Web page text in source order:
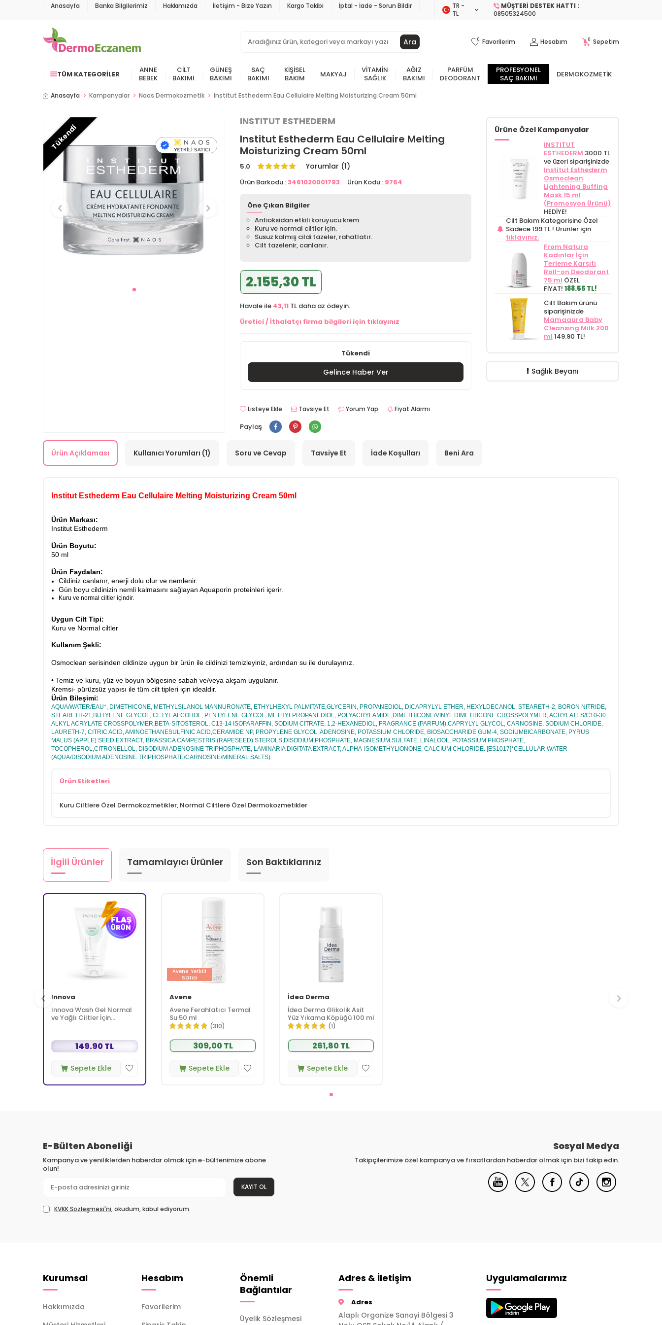
Anasayfa Banka Bilgilerimiz Hakkımızda İletişim - Bize Yazın Kargo Takibi İptal - İade - Sorun Bildir
TR −
TL
MÜŞTERI DESTEK HATTI :
08505324500
Ara 0 Favorilerim Hesabım 0 Sepetim
TÜM KATEGORILER
ANNE
BEBEK
CILT
BAKIMI
GÜNEŞ
BAKIMI
SAÇ
BAKIMI
KIŞISEL
BAKIM
MAKYAJ
VITAMIN
SAĞLIK
AĞIZ
BAKIMI
PARFÜM
DEODORANT
PROFESYONEL
SAÇ BAKIMI
DERMOKOZMETIK
Anasayfa Kampanyalar Naos Dermokozmetik Institut Esthederm Eau Cellulaire Melting Moisturizing Cream 50ml
Tükendi
INSTITUT ESTHEDERM
Institut Esthederm Eau Cellulaire Melting
Moisturizing Cream 50ml
5.0 Yorumlar (1)
Ürün Barkodu :3461020001793 Ürün Kodu : 9764
Öne Çıkan Bilgiler
Antioksidan etkili koruyucu krem.
Kuru ve normal ciltler için.
Susuz kalmış cildi tazeler, rahatlatır.
Cilt tazelenir, canlanır.
2.155,30 TL
Havale ile 43,11 TL daha az ödeyin.
Üretici / İthalatçı firma bilgileri için tıklayınız
Tükendi
Gelince Haber Ver
Listeye Ekle Tavsiye Et Yorum Yap Fiyat Alarmı
Paylaş
Ürüne Özel Kampanyalar
INSTITUT
ESTHEDERM 3000 TL
ve üzeri siparişinizde
Institut Esthederm
Osmoclean
Lightening Buffing
Mask 15 ml
(Promosyon Ürünü)
HEDİYE!
Cilt Bakım Kategorisine Özel
Sadece 199 TL ! Ürünler için
tıklayınız.
From Natura
Kadınlar İçin
Terleme Karşıtı
Roll-on Deodorant
75 ml ÖZEL
FİYAT! 188.55 TL!
Cilt Bakım ürünü
siparişinizde
Mamaaura Baby
Cleansing Milk 200
ml 149.90 TL!
Sağlık Beyanı
Ürün Açıklaması Kullanıcı Yorumları (1) Soru ve Cevap Tavsiye Et İade Koşulları Beni Ara
Institut Esthederm Eau Cellulaire Melting Moisturizing Cream 50ml
Ürün Markası:
Institut Esthederm
Ürün Boyutu:
50 ml
Ürün Faydaları:
Cildiniz canlanır, enerji dolu olur ve nemlenir.
Gün boyu cildinizin nemli kalmasını sağlayan Aquaporin proteinleri içerir.
Kuru ve normal ciltler içindir.
Uygun Cilt Tipi:
Kuru ve Normal ciltler
Kullanım Şekli:
Osmoclean serisinden cildinize uygun bir ürün ile cildinizi temizleyiniz, ardından su ile durulayınız.
• Temiz ve kuru, yüz ve boyun bölgesine sabah ve/veya akşam uygulanır.
Kremsi- pürüzsüz yapısı ile tüm cilt tipleri için idealdir.
Ürün Bileşimi:
AQUA/WATER/EAU*, DIMETHICONE, METHYLSILANOL MANNURONATE, ETHYLHEXYL PALMITATE,GLYCERIN, PROPANEDIOL, DICAPRYLYL ETHER, HEXYLDECANOL, STEARETH-2, BORON NITRIDE,
STEARETH-21,BUTYLENE GLYCOL, CETYL ALCOHOL, PENTYLENE GLYCOL, METHYLPROPANEDIOL, POLYACRYLAMIDE,DIMETHICONE/VINYL DIMETHICONE CROSSPOLYMER, ACRYLATES/C10-30
ALKYL ACRYLATE CROSSPOLYMER,BETA-SITOSTEROL, C13-14 ISOPARAFFIN, SODIUM CITRATE, 1,2-HEXANEDIOL, FRAGRANCE (PARFUM),CAPRYLYL GLYCOL, CARNOSINE, SODIUM CHLORIDE,
LAURETH-7, CITRIC ACID, AMINOETHANESULFINIC ACID,CERAMIDE NP, PROPYLENE GLYCOL, ADENOSINE, POTASSIUM CHLORIDE, BIOSACCHARIDE GUM-4, SODIUMBICARBONATE, PYRUS
MALUS (APPLE) SEED EXTRACT, BRASSICA CAMPESTRIS (RAPESEED) STEROLS,DISODIUM PHOSPHATE, MAGNESIUM SULFATE, LINALOOL, POTASSIUM PHOSPHATE,
TOCOPHEROL,CITRONELLOL, DISODIUM ADENOSINE TRIPHOSPHATE, LAMINARIA DIGITATA EXTRACT, ALPHA-ISOMETHYLIONONE, CALCIUM CHLORIDE. [ES1017]*CELLULAR WATER
(AQUA/DISODIUM ADENOSINE TRIPHOSPHATE/CARNOSINE/MINERAL SALTS)
Ürün Etiketleri
Kuru Ciltlere Özel Dermokozmetikler, Normal Ciltlere Özel Dermokozmetikler
İlgili Ürünler Tamamlayıcı Ürünler Son Baktıklarınız
Innova
Innova Wash Gel Normal
ve Yağlı Ciltler İçin
149.90 TL
Sepete Ekle
Avene Yetkili
Satıcı
Avene
Avene Ferahlatıcı Termal
Su 50 ml
(310)
309,00 TL
Sepete Ekle
İdea Derma
İdea Derma Glikolik Asit
Yüz Yıkama Köpüğü 100 ml
(1)
261,80 TL
Sepete Ekle
E-Bülten Aboneliği
Kampanya ve yeniliklerden haberdar olmak için e-bültenimize abone
olun!
KAYIT OL
KVKK Sözleşmesi'ni, okudum, kabul ediyorum.
Sosyal Medya
Takipçilerimize özel kampanya ve fırsatlardan haberdar olmak için bizi takip edin.
Kurumsal
Hakkımızda
Hesabım
Favorilerim
Önemli
Bağlantılar
Üyelik Sözleşmesi
Adres & İletişim
Adres
Alaplı Organize Sanayi Bölgesi 3
Uygulamalarımız